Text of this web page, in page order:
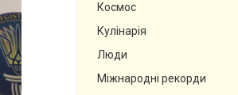
Космос
Кулінарія
Люди
Міжнародні рекорди